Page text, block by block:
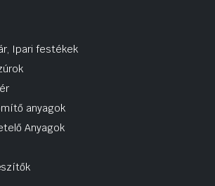
Ipari festékek
anyagok
Anyagok